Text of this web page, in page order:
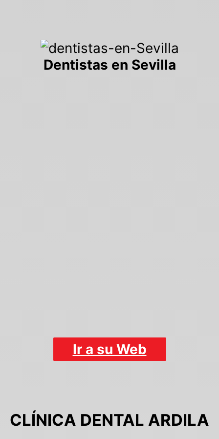
Dentistas en Sevilla
Ir a su Web
CLÍNICA DENTAL ARDILA